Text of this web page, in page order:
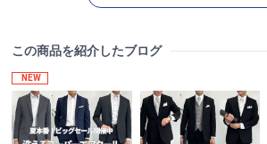
この商品を紹介したブログ
NEW